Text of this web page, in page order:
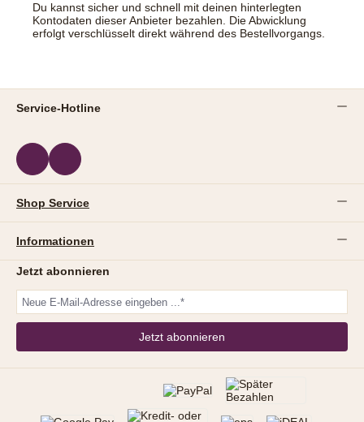
Du kannst sicher und schnell mit deinen hinterlegten
Kontodaten dieser Anbieter bezahlen. Die Abwicklung
erfolgt verschlüsselt direkt während des Bestellvorgangs.
Service-Hotline
Shop Service
Informationen
Jetzt abonnieren
Jetzt abonnieren